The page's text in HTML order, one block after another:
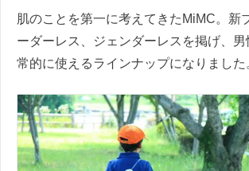
肌のことを第一に考えてきたMiMC。新
ーダーレス、ジェンダーレスを掲げ、男
常的に使えるラインナップになりました